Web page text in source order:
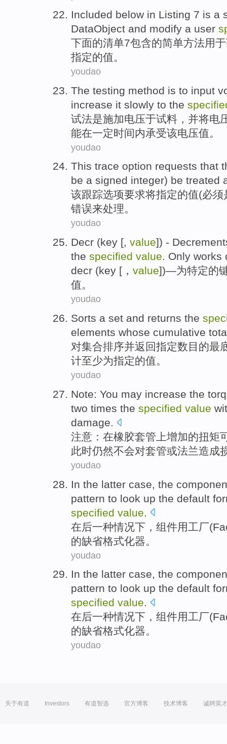
Included below in Listing 7 is a
DataObject and modify a user
下面的清单7包含的简单方法用
指定的值。
youdao
The testing method is to input
increase it slowly to the
试法是施加电压于试料， 并将电
能在一定时间内承受该电压值。
youdao
This trace option requests that
be a signed integer) be treated
该跟踪选项要求将指定的值(必须
错误来处理。
youdao
Decr (key [, value]) -
the specified value. Only works
decr (key [， value])—为特定的
值。
youdao
Sorts a set and returns the
elements whose cumulative
对集合排序并返回指定数目 的最
计至少为指定的值。
youdao
Note: You may increase the
two times the specified value
damage.
注意 ： 在橡胶套管 上增加的扭矩
此时仍然不会对套管或法兰造成
youdao
In the latter case , the
pattern to look up the default
specified value
在后一种情况下 ， 组件用工厂
的缺省格式化器。
youdao
In the latter case, the
pattern to look up the default
specified value.
在后一种情况下 ， 组件用工厂
的缺省格式化器。
youdao
关于有道 Investors 有道智选 官方博客 技术博客 诚聘英才